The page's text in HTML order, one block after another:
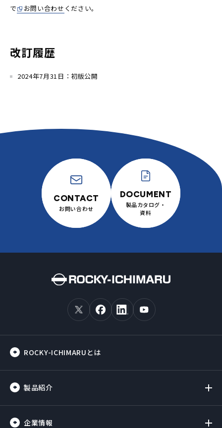
で
お問い合わせ ください。
改訂履歴
2024年7月31日：初版公開
お問い合わせ
製品カタログ・
資料
ROCKY-ICHIMARUとは
製品紹介
企業情報